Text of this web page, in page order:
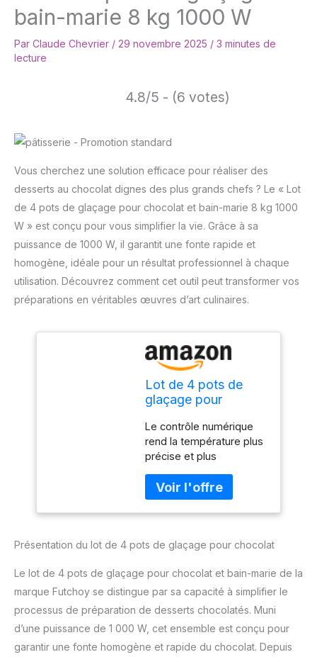
bain-marie 8 kg 1000 W
Par Claude Chevrier / 29 novembre 2025 / 3 minutes de
lecture
4.8/5 - (6 votes)
Vous cherchez une solution efficace pour réaliser des
desserts au chocolat dignes des plus grands chefs ? Le « Lot
de 4 pots de glaçage pour chocolat et bain-marie 8 kg 1000
W » est conçu pour vous simplifier la vie. Grâce à sa
puissance de 1000 W, il garantit une fonte rapide et
homogène, idéale pour un résultat professionnel à chaque
utilisation. Découvrez comment cet outil peut transformer vos
préparations en véritables œuvres d’art culinaires.
Lot de 4 pots de
glaçage pour
marie 8 kg 1000 W
Le contrôle numérique
rend la température plus
précise et plus
barrière de chauffage -
Réglage facile de la
température - Évite
dans le fond de la
concept de design
humanisé, le chocolat
fondu est plus uniforme
inoxydable de type 304,
résistant à la corrosion et
Présentation du lot de 4 pots de glaçage pour chocolat
Le lot de 4 pots de glaçage pour chocolat et bain-marie de la
marque Futchoy se distingue par sa capacité à simplifier le
processus de préparation de desserts chocolatés. Muni
d’une puissance de 1 000 W, cet ensemble est conçu pour
garantir une fonte homogène et rapide du chocolat. Depuis